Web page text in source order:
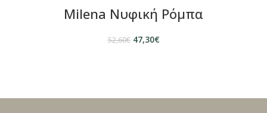
Milena Νυφική Ρόμπα
52,60€ 47,30€